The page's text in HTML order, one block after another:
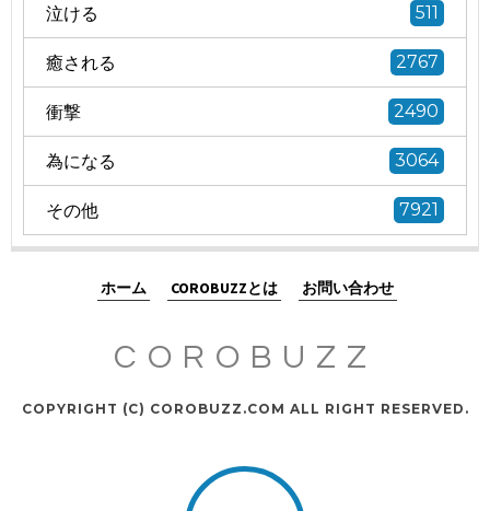
泣ける 511
癒される 2767
衝撃 2490
為になる 3064
その他 7921
ホーム COROBUZZとは お問い合わせ
COROBUZZ
COPYRIGHT (C) COROBUZZ.COM ALL RIGHT RESERVED.